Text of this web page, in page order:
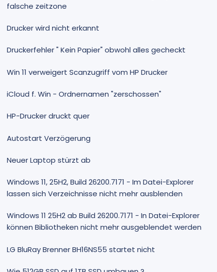
falsche zeitzone
Drucker wird nicht erkannt
Druckerfehler " Kein Papier" obwohl alles gecheckt
Win 11 verweigert Scanzugriff vom HP Drucker
iCloud f. Win - Ordnernamen "zerschossen"
HP-Drucker druckt quer
Autostart Verzögerung
Neuer Laptop stürzt ab
Windows 11, 25H2, Build 26200.7171 - Im Datei-Explorer
lassen sich Verzeichnisse nicht mehr ausblenden
Windows 11 25H2 ab Build 26200.7171 - In Datei-Explorer
können Bibliotheken nicht mehr ausgeblendet werden
LG BluRay Brenner BH16NS55 startet nicht